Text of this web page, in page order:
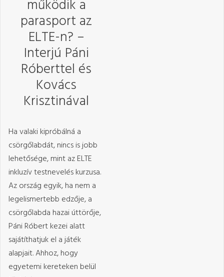
működik a
parasport az
ELTE-n? –
Interjú Páni
Róberttel és
Kovács
Krisztinával
Ha valaki kipróbálná a
csörgőlabdát, nincs is jobb
lehetősége, mint az ELTE
inkluzív testnevelés kurzusa.
Az ország egyik, ha nem a
legelismertebb edzője, a
csörgőlabda hazai úttörője,
Páni Róbert kezei alatt
sajátíthatjuk el a játék
alapjait. Ahhoz, hogy
egyetemi kereteken belül